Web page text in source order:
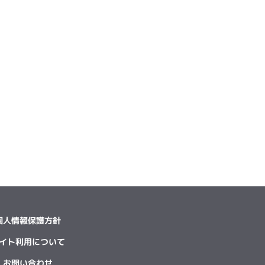
人情報保護方針
ト利用について
お問い合わせ